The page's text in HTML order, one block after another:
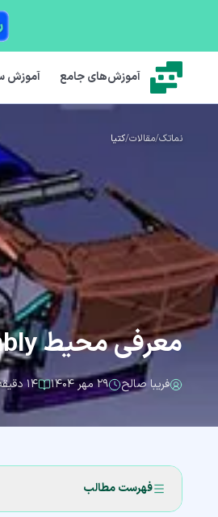
آموزش‌های جامع آموزش
نماتک/مقالات/کتیا
معرفی محیط Assembly کتیا (بررسی 11 کاربری آن)
فریبا صالح ۲۹ مهر ۱۴۰۴ ۱۴ دقیقه مطالعه
فهرست مطالب